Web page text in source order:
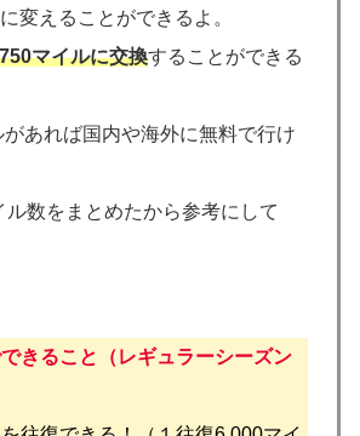
変えることができるよ。
マイルに交換することができる
あれば国内や海外に無料で行け
数をまとめたから参考にして
きること（レギュラーシーズン